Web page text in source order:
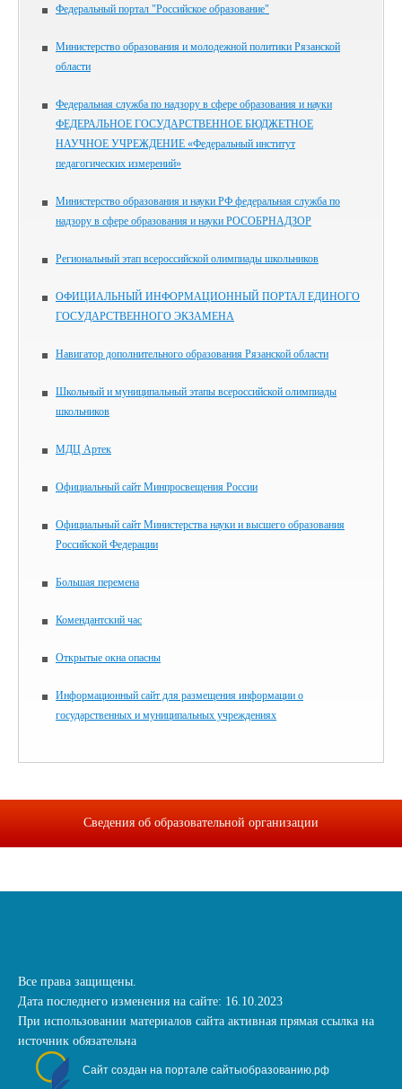
Федеральный портал "Российское образование"
Министерство образования и молодежной политики Рязанской
области
Федеральная служба по надзору в сфере образования и науки
ФЕДЕРАЛЬНОЕ ГОСУДАРСТВЕННОЕ БЮДЖЕТНОЕ
НАУЧНОЕ УЧРЕЖДЕНИЕ «Федеральный институт
педагогических измерений»
Министерство образования и науки РФ федеральная служба по
надзору в сфере образования и науки РОСОБРНАДЗОР
Региональный этап всероссийской олимпиады школьников
ОФИЦИАЛЬНЫЙ ИНФОРМАЦИОННЫЙ ПОРТАЛ ЕДИНОГО
ГОСУДАРСТВЕННОГО ЭКЗАМЕНА
Навигатор дополнительного образования Рязанской области
Школьный и муниципальный этапы всероссийской олимпиады
школьников
МДЦ Артек
Официальный сайт Минпросвещения России
Официальный сайт Министерства науки и высшего образования
Российской Федерации
Большая перемена
Комендантский час
Открытые окна опасны
Информационный сайт для размещения информации о
государственных и муниципальных учреждениях
Сведения об образовательной организации
Все права защищены.
Дата последнего изменения на сайте: 16.10.2023
При использовании материалов сайта активная прямая ссылка на
источник обязательна
Сайт создан на портале сайтыобразованию.рф